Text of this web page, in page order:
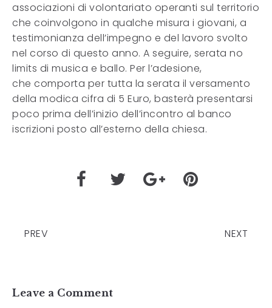
associazioni di volontariato operanti sul territorio
che coinvolgono in qualche misura i giovani, a
testimonianza dell’impegno e del lavoro svolto
nel corso di questo anno. A seguire, serata no
limits di musica e ballo. Per l’adesione,
che comporta per tutta la serata il versamento
della modica cifra di 5 Euro, basterà presentarsi
poco prima dell’inizio dell’incontro al banco
iscrizioni posto all’esterno della chiesa.
PREV NEXT
Leave a Comment